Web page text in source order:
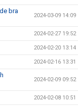
bra
2024-03-09 14:09
2024-02-27 19:52
2024-02-20 13:14
2024-02-16 13:31
2024-02-09 09:52
2024-02-08 10:51